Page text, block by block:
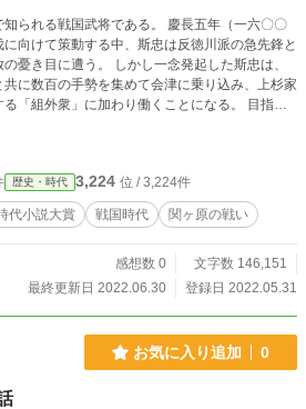
られる戦国武将である。 慶長五年（一六〇〇
向けて策動する中、斯忠は反徳川派の急先鋒と
かし一念発起した斯忠は、
に数百の手勢を集めて会津に乗り込み、上杉家
組外衆」に加わり働くことになる。 目指す
し、その思いとは裏腹に、最初に与えられた
の名と生き様から、「国民
される男が身を投じた、「もう一つの関ヶ原」
歴史・時代 3,224 位 / 3,224件
代小説大賞 戦国時代 関ヶ原の戦い
感想数 0
文字数 146,151
最終更新日 2022.06.30
登録日 2022.05.31
お気に入り追加 0